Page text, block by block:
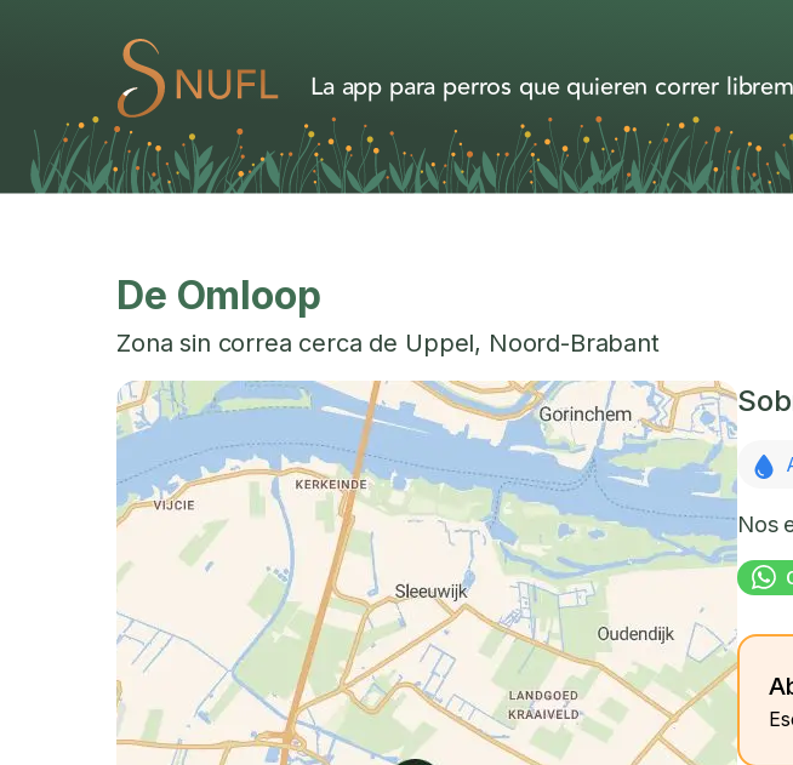
La app para perros que quieren correr
De Omloop
Zona sin correa cerca de Uppel, Noord-Brabant
Nos